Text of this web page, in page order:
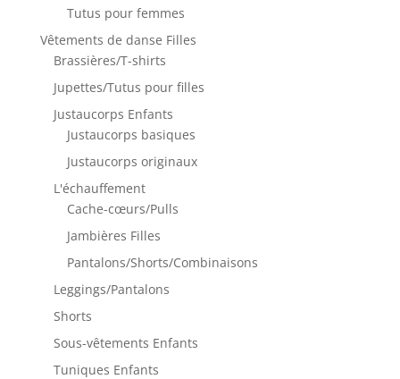
Tutus pour femmes
Vêtements de danse Filles
Brassières/T-shirts
Jupettes/Tutus pour filles
Justaucorps Enfants
Justaucorps basiques
Justaucorps originaux
L'échauffement
Cache-cœurs/Pulls
Jambières Filles
Pantalons/Shorts/Combinaisons
Leggings/Pantalons
Shorts
Sous-vêtements Enfants
Tuniques Enfants